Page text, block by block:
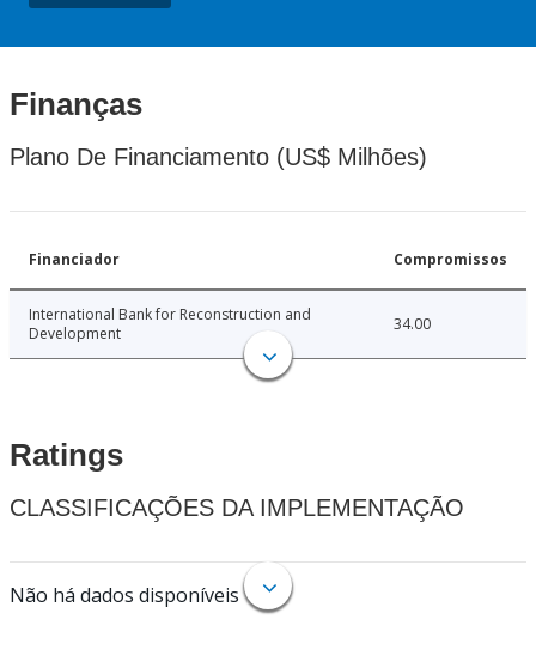
Finanças
Plano De Financiamento (US$ Milhões)
Financiador Compromissos
International Bank for Reconstruction and
Development
34.00
Ratings
CLASSIFICAÇÕES DA IMPLEMENTAÇÃO
Não há dados disponíveis